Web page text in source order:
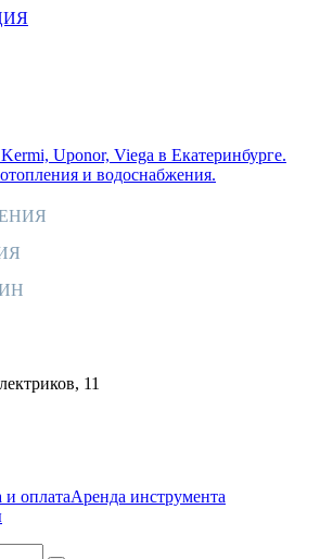
11
и оплатаАренда инструмента